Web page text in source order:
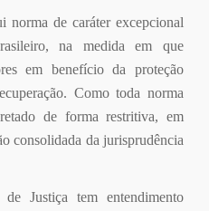
norma de caráter excepcional
na medida em que
em benefício da proteção
Como toda norma
de forma restritiva, em
consolidada da jurisprudência
Justiça tem entendimento